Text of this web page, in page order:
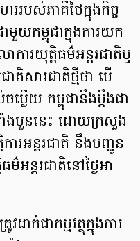
ររបស់ភាគីថៃក្នុងកិច្ច
យកម្ពុជាក្នុងការយក
ារយុត្តិធម៌អន្តរជាតិឬ
តិសារជាតិថ្មីថា បើ
លើយ កម្ពុជានឹងប្ដឹងជា
ងបួននេះ ដោយក្រសួង
រអន្តរជាតិ នឹងបញ្ជូន
អន្តរជាតិនៅថ្ងៃអា
ាក់ជាកម្មវត្ថុក្នុងការ